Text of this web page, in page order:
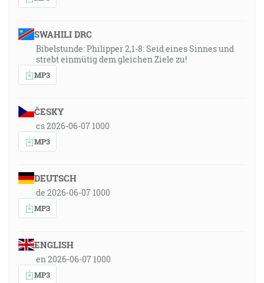
SWAHILI DRC
Bibelstunde: Philipper 2,1-8: Seid eines Sinnes und
strebt einmütig dem gleichen Ziele zu!
MP3
ČESKY
cs 2026-06-07 1000
MP3
DEUTSCH
de 2026-06-07 1000
MP3
ENGLISH
en 2026-06-07 1000
MP3